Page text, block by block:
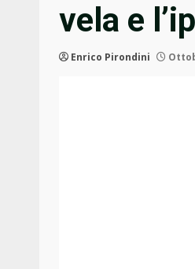
vela e
Enrico Pirondini